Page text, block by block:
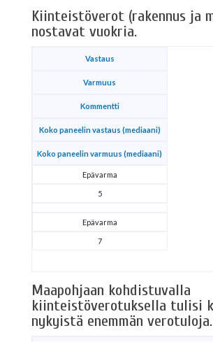
Kiinteistöverot (rakennus ja
nostavat vuokria.
Vastaus
Varmuus
Kommentti
Koko paneelin vastaus (mediaani)
Koko paneelin varmuus (mediaani)
Epävarma
5
Epävarma
7
Maapohjaan kohdistuvalla
kiinteistöverotuksella tulisi
nykyistä enemmän verotuloja.